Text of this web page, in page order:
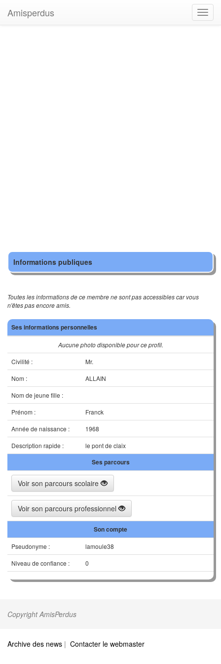
Amisperdus
Informations publiques
Toutes les informations de ce membre ne sont pas accessibles car vous
n'êtes pas encore amis.
Ses informations personnelles
Aucune photo disponible pour ce profil.
Civilité :
Mr.
Nom :
ALLAIN
Nom de jeune fille :
Prénom :
Franck
Année de naissance :
1968
Description rapide :
le pont de claix
Ses parcours
Voir son parcours scolaire
Voir son parcours professionnel
Son compte
Pseudonyme :
lamoule38
Niveau de confiance :
0
Copyright AmisPerdus
Archive des news | Contacter le webmaster